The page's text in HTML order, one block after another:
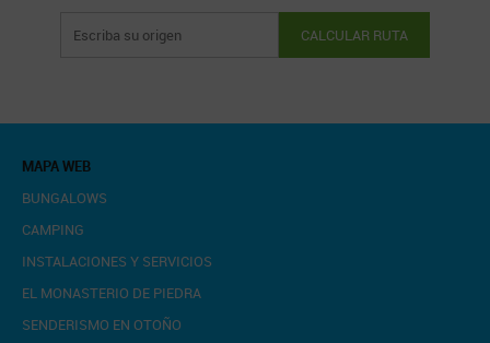
CALCULAR RUTA
MAPA WEB
BUNGALOWS
CAMPING
INSTALACIONES Y SERVICIOS
EL MONASTERIO DE PIEDRA
SENDERISMO EN OTOÑO